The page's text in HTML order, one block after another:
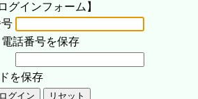
ログインフォーム】
電話番号を保存
を保存